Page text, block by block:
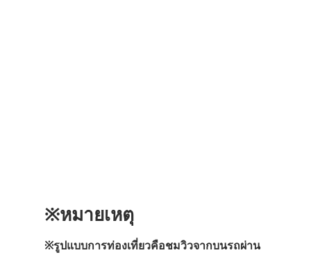
※หมายเหตุ
※รูปแบบการท่องเที่ยวคือชมวิวจากบนรถผ่าน